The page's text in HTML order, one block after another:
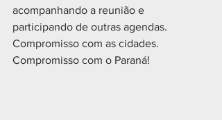
acompanhando a reunião e
participando de outras agendas.
Compromisso com as cidades.
Compromisso com o Paraná!